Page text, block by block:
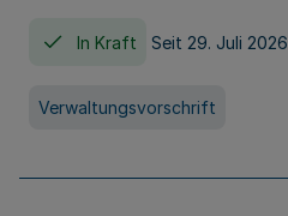
In Kraft Seit 29. Juli 2026
Verwaltungsvorschrift